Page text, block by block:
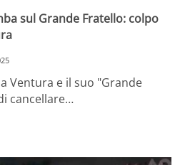
sul Grande Fratello: colpo
Ventura e il suo "Grande
cancellare…